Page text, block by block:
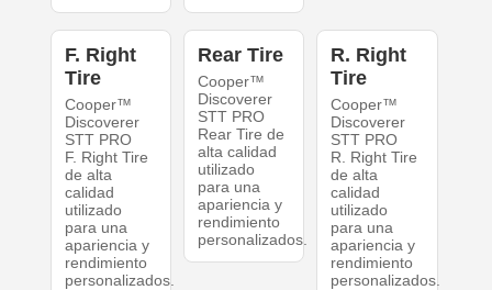
F. Right
Tire
Cooper™
Discoverer
STT PRO
F. Right Tire
de alta
calidad
utilizado
para una
apariencia y
rendimiento
personalizados.
Rear Tire
Cooper™
Discoverer
STT PRO
Rear Tire de
alta calidad
utilizado
para una
apariencia y
rendimiento
personalizados.
R. Right
Tire
Cooper™
Discoverer
STT PRO
R. Right Tire
de alta
calidad
utilizado
para una
apariencia y
rendimiento
personalizados.